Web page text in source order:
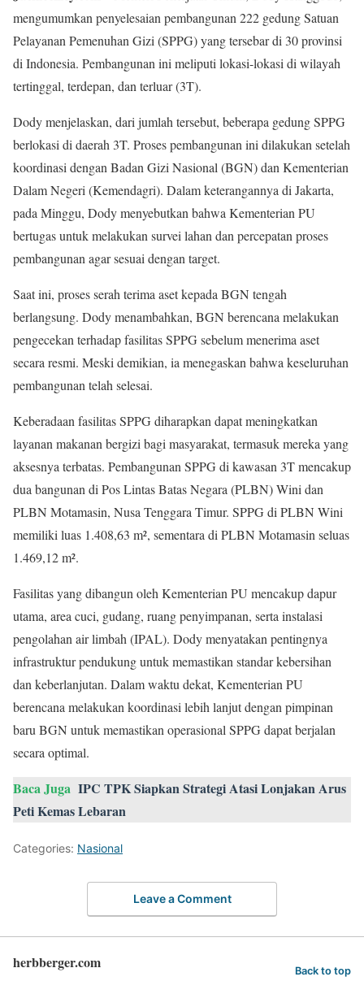
mengumumkan penyelesaian pembangunan 222 gedung Satuan
Pelayanan Pemenuhan Gizi (SPPG) yang tersebar di 30 provinsi
di Indonesia. Pembangunan ini meliputi lokasi-lokasi di wilayah
tertinggal, terdepan, dan terluar (3T).
Dody menjelaskan, dari jumlah tersebut, beberapa gedung SPPG
berlokasi di daerah 3T. Proses pembangunan ini dilakukan setelah
koordinasi dengan Badan Gizi Nasional (BGN) dan Kementerian
Dalam Negeri (Kemendagri). Dalam keterangannya di Jakarta,
pada Minggu, Dody menyebutkan bahwa Kementerian PU
bertugas untuk melakukan survei lahan dan percepatan proses
pembangunan agar sesuai dengan target.
Saat ini, proses serah terima aset kepada BGN tengah
berlangsung. Dody menambahkan, BGN berencana melakukan
pengecekan terhadap fasilitas SPPG sebelum menerima aset
secara resmi. Meski demikian, ia menegaskan bahwa keseluruhan
pembangunan telah selesai.
Keberadaan fasilitas SPPG diharapkan dapat meningkatkan
layanan makanan bergizi bagi masyarakat, termasuk mereka yang
aksesnya terbatas. Pembangunan SPPG di kawasan 3T mencakup
dua bangunan di Pos Lintas Batas Negara (PLBN) Wini dan
PLBN Motamasin, Nusa Tenggara Timur. SPPG di PLBN Wini
memiliki luas 1.408,63 m², sementara di PLBN Motamasin seluas
1.469,12 m².
Fasilitas yang dibangun oleh Kementerian PU mencakup dapur
utama, area cuci, gudang, ruang penyimpanan, serta instalasi
pengolahan air limbah (IPAL). Dody menyatakan pentingnya
infrastruktur pendukung untuk memastikan standar kebersihan
dan keberlanjutan. Dalam waktu dekat, Kementerian PU
berencana melakukan koordinasi lebih lanjut dengan pimpinan
baru BGN untuk memastikan operasional SPPG dapat berjalan
secara optimal.
Baca Juga IPC TPK Siapkan Strategi Atasi Lonjakan Arus
Peti Kemas Lebaran
Categories: Nasional
Leave a Comment
herbberger.com Back to top